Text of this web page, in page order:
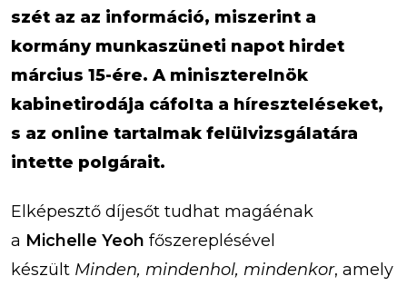
szét az az információ, miszerint a
kormány munkaszüneti napot hirdet
március 15-ére. A miniszterelnök
kabinetirodája cáfolta a híreszteléseket,
s az online tartalmak felülvizsgálatára
intette polgárait.
Elképesztő díjesőt tudhat magáénak
a Michelle Yeoh főszereplésével
készült Minden, mindenhol, mindenkor, amely